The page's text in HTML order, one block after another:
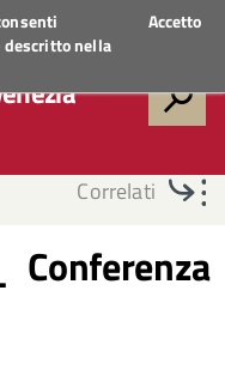
descritto nella
Accetto
Correlati